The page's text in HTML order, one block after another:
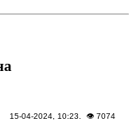
15-04-2024, 10:23 . 👁 7074